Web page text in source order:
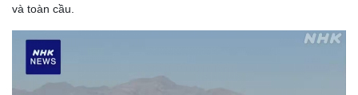
Bóng đá
Lịch thi đấu bóng đá
Thế giới thể thao
và toàn cầu.